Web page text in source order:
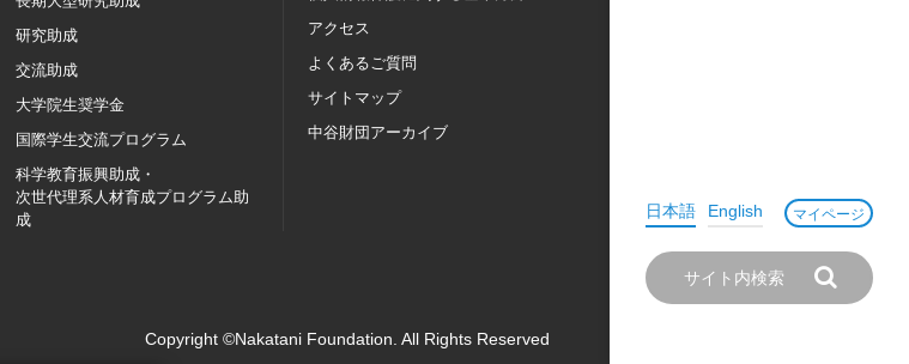
日本語 English マイページ
研究助成
交流助成
大学院生奨学金
国際学生交流プログラム
科学教育振興助成・
次世代理系人材育成プログラム助
成
アクセス
よくあるご質問
サイトマップ
中谷財団アーカイブ
Copyright ©Nakatani Foundation. All Rights Reserved